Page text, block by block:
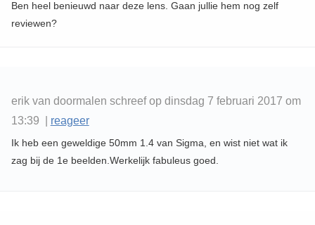
Ben heel benieuwd naar deze lens. Gaan jullie hem nog zelf
reviewen?
erik van doormalen schreef op dinsdag 7 februari 2017 om
13:39 | reageer
Ik heb een geweldige 50mm 1.4 van Sigma, en wist niet wat ik
zag bij de 1e beelden.Werkelijk fabuleus goed.